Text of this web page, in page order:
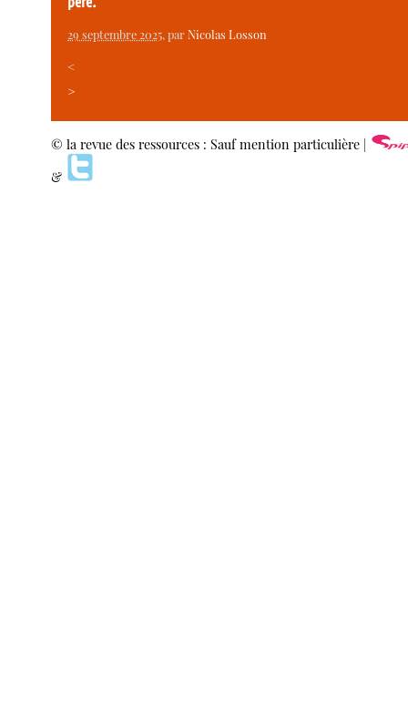
29 septembre 2025, parNicolas Losson
<
>
© la revue des ressources : Sauf mention particulière |
&